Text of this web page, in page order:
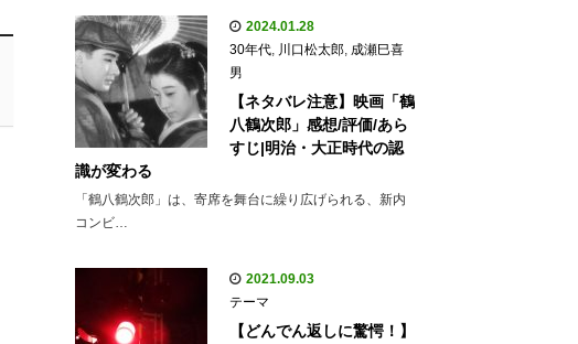
2024.01.28
30年代, 川口松太郎, 成瀬巳喜
男
【ネタバレ注意】映画「鶴
八鶴次郎」感想/評価/あら
すじ|明治・大正時代の認
識が変わる
「鶴八鶴次郎」は、寄席を舞台に繰り広げられる、新内
コンビ…
2021.09.03
テーマ
【どんでん返しに驚愕！】